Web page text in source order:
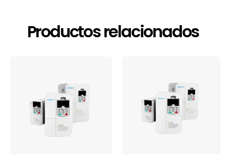
Productos relacionados